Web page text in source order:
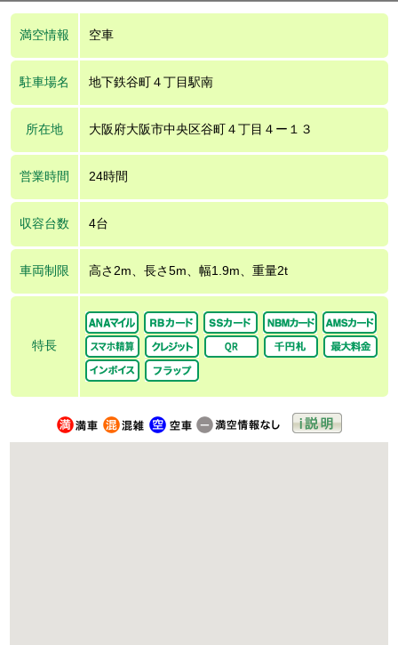
満空情報 空車
駐車場名 地下鉄谷町４丁目駅南
所在地 大阪府大阪市中央区谷町４丁目４ー１３
営業時間 24時間
収容台数 4台
車両制限 高さ2m、長さ5m、幅1.9m、重量2t
特長